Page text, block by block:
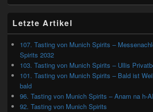
Letzte Artikel
107. Tasting von Munich Spirits –
Spirits 2032
103. Tasting von Munich Spirits – Ullis
101. Tasting von Munich Spirits – Bald ist
bald
96. Tasting von Munich Spirits – Anam na h-
92. Tasting von Munich Spirits